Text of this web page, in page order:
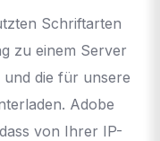
Schriftarten
zu einem Server
die für unsere
Adobe
von Ihrer IP-